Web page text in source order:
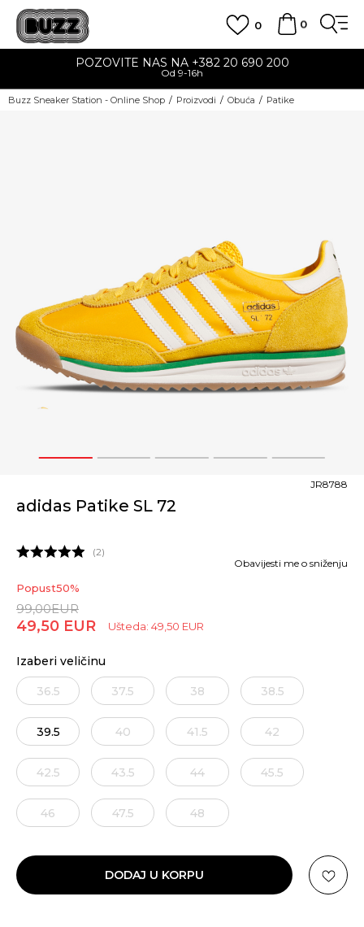
0
0
POZOVITE NAS NA +382 20 690 200
Od 9-16h
Buzz Sneaker Station - Online Shop Proizvodi Obuća Patike
1 2 3 4 5
adidas Patike SL 72
JR8788
2
Popust50%
99,00EUR
49,50 EUR Ušteda: 49,50 EUR
Obavijesti me o sniženju
Izaberi veličinu
36.5 37.5 38 38.5
39.5 40 41.5 42
42.5 43.5 44 45.5
46 47.5 48
DODAJ U KORPU